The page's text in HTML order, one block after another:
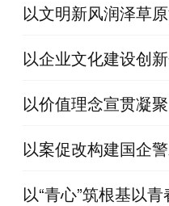
以文明新风润泽草
以企业文化建设创新
以价值理念宣贯凝聚
以案促改构建国企警
以“青心”筑根基以青